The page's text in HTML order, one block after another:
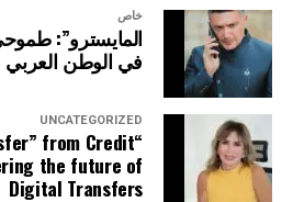
خاص
المايسترو”:
في الوطن العربي
UNCATEGORIZED
from Credit
the future of
Digital Transfers